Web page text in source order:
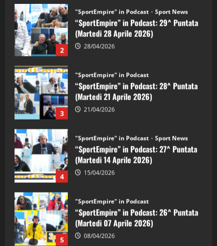
3
"SportEmpire" in Podcast
“SportEmpire” in Podcast: 28^ Puntata
(Martedi 21 Aprile 2026)
21/04/2026
4
"SportEmpire" in Podcast
“SportEmpire” in Podcast: 27^ Puntata
(Martedi 14 Aprile 2026)
15/04/2026
5
"SportEmpire" in Podcast
“SportEmpire” in Podcast: 26^ Puntata
(Martedi 07 Aprile 2026)
08/04/2026
1
"SportEmpire" in Podcast
“SportEmpire” in Podcast: 30^ Puntata
(Martedi 05 Maggio 2026)
08/05/2026